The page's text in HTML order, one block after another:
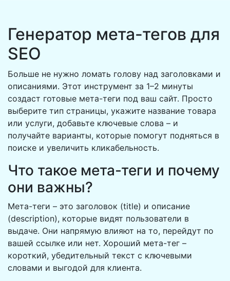
Генератор мета-тегов для
SEO
Больше не нужно ломать голову над заголовками и
описаниями. Этот инструмент за 1–2 минуты
создаст готовые мета-теги под ваш сайт. Просто
выберите тип страницы, укажите название товара
или услуги, добавьте ключевые слова – и
получайте варианты, которые помогут подняться в
поиске и увеличить кликабельность.
Что такое мета-теги и почему
они важны?
Мета-теги – это заголовок (title) и описание
(description), которые видят пользователи в
выдаче. Они напрямую влияют на то, перейдут по
вашей ссылке или нет. Хороший мета-тег –
короткий, убедительный текст с ключевыми
словами и выгодой для клиента.